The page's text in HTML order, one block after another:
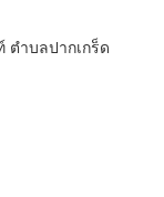
ำบลปากเกร็ด